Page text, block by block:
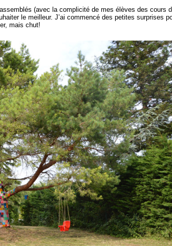
(avec la complicité de mes élèves des cours
le meilleur. J’ai commencé des petites surprises
mais chut!